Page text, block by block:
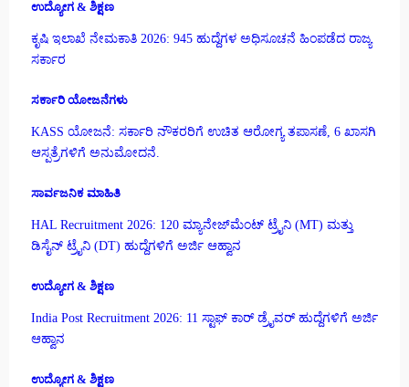
ಉದ್ಯೋಗ & ಶಿಕ್ಷಣ
ಕೃಷಿ ಇಲಾಖೆ ನೇಮಕಾತಿ 2026: 945 ಹುದ್ದೆಗಳ ಅಧಿಸೂಚನೆ ಹಿಂಪಡೆದ ರಾಜ್ಯ
ಸರ್ಕಾರ
ಸರ್ಕಾರಿ ಯೋಜನೆಗಳು
KASS ಯೋಜನೆ: ಸರ್ಕಾರಿ ನೌಕರರಿಗೆ ಉಚಿತ ಆರೋಗ್ಯ ತಪಾಸಣೆ, 6 ಖಾಸಗಿ
ಆಸ್ಪತ್ರೆಗಳಿಗೆ ಅನುಮೋದನೆ.
ಸಾರ್ವಜನಿಕ ಮಾಹಿತಿ
HAL Recruitment 2026: 120 ಮ್ಯಾನೇಜ್‌ಮೆಂಟ್ ಟ್ರೈನಿ (MT) ಮತ್ತು
ಡಿಸೈನ್ ಟ್ರೈನಿ (DT) ಹುದ್ದೆಗಳಿಗೆ ಅರ್ಜಿ ಆಹ್ವಾನ
ಉದ್ಯೋಗ & ಶಿಕ್ಷಣ
India Post Recruitment 2026: 11 ಸ್ಟಾಫ್ ಕಾರ್ ಡ್ರೈವರ್ ಹುದ್ದೆಗಳಿಗೆ ಅರ್ಜಿ
ಆಹ್ವಾನ
ಉದ್ಯೋಗ & ಶಿಕ್ಷಣ